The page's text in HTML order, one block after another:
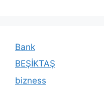
Bank
BEŞİKTAŞ
bizness